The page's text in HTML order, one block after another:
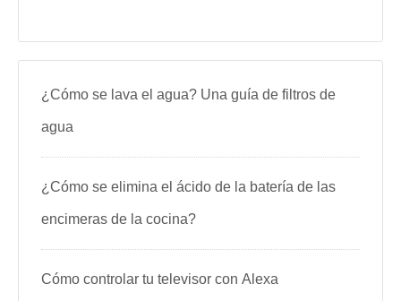
¿Cómo se lava el agua? Una guía de filtros de
agua
¿Cómo se elimina el ácido de la batería de las
encimeras de la cocina?
Cómo controlar tu televisor con Alexa